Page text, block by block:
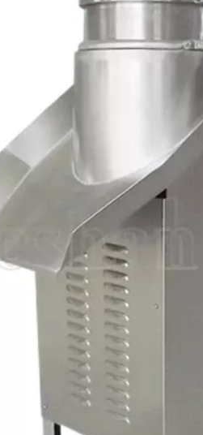
洗涤剂粉GHL湿法混合
造粒机
高速混